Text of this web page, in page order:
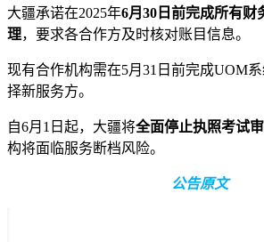
大疆承诺在2025年6月30日前完成所有财
理，要求各合作方及时核对账目信息。
现有合作机构需在5月31日前完成UOM
择新服务方。
自6月1日起，大疆将全面停止执照考试
构将面临服务断档风险。
公告原文